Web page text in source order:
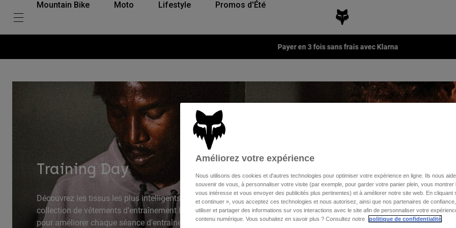
Mountain Bike Moto Lifestyle Promos d'Été
Fox LAB Capsule Collection -Voir la collection
Training Day
Découvrez les tissus les plus intelligents avec notre toute nouvelle
collection de vêtements d'entraînement haute performance. Conçus
pour améliorer chaque séance d'entraînement, à la salle de sport, sur le
Améliorez votre expérience
Nous utilisons des cookies et d'autres technologies pour optimiser votre expérience en ligne. Ils nous
souvenir de vous, à personnaliser votre visite (par exemple, pour garder votre panier plein, vous montrer
vous intéresse et vous envoyer des publicités plus pertinentes) et à améliorer notre site web. En cliquant
et continuer », vous acceptez ces technologies et nous autorisez, ainsi que nos partenaires de confiance,
utiliser et partager des informations sur vos interactions avec le site afin de personnaliser votre
contenu numérique. Vous souhaitez en savoir plus ? Consultez notre
politique de confidentialité